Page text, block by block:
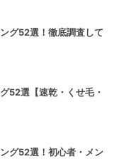
グ52選！徹底調査して
52選【速乾・くせ毛・
グ52選！初心者・メン